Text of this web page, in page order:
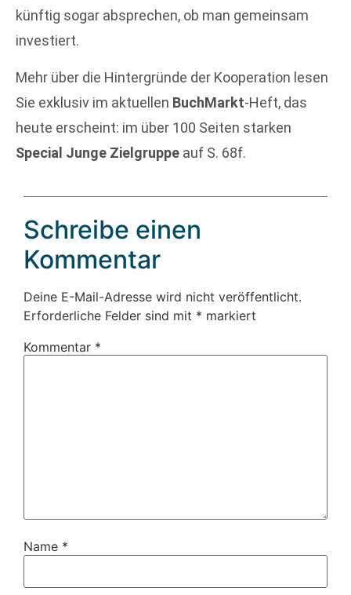
künftig sogar absprechen, ob man gemeinsam
investiert.
Mehr über die Hintergründe der Kooperation lesen
Sie exklusiv im aktuellen BuchMarkt-Heft, das
heute erscheint: im über 100 Seiten starken
Special Junge Zielgruppe auf S. 68f.
Schreibe einen
Kommentar
Deine E-Mail-Adresse wird nicht veröffentlicht.
Erforderliche Felder sind mit * markiert
Kommentar *
Name *